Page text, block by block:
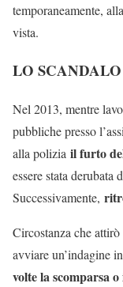
temporaneamente,
vista.
LO SCANDALO
Nel 2013, mentre
pubbliche presso
alla polizia il furto
essere stata derubata
Successivamente,
Circostanza che
avviare un’indagine
volte la scomparsa